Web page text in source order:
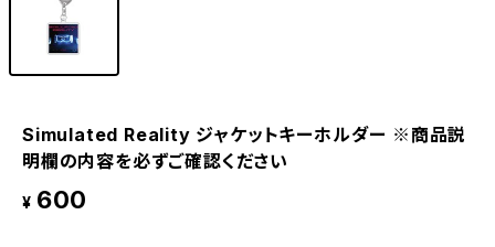
Simulated Reality ジャケットキーホルダー ※商品説
明欄の内容を必ずご確認ください
¥ 600